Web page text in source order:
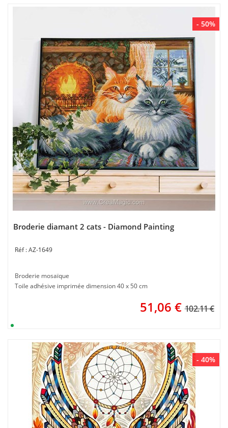
- 50%
Broderie diamant 2 cats - Diamond Painting
AZ-1649
Broderie mosaïque
Toile adhésive imprimée dimension 40 x 50 cm
51,06 € 102.11 €
- 40%